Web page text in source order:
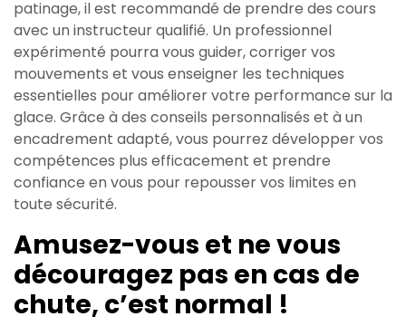
patinage, il est recommandé de prendre des cours
avec un instructeur qualifié. Un professionnel
expérimenté pourra vous guider, corriger vos
mouvements et vous enseigner les techniques
essentielles pour améliorer votre performance sur la
glace. Grâce à des conseils personnalisés et à un
encadrement adapté, vous pourrez développer vos
compétences plus efficacement et prendre
confiance en vous pour repousser vos limites en
toute sécurité.
Amusez-vous et ne vous
découragez pas en cas de
chute, c’est normal !